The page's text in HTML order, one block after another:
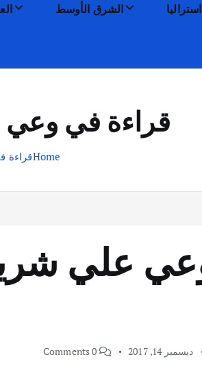
استراليا الشرق الأوسط
قراءة في وعي
Homeقراءة
ديسمبر 14, 2017